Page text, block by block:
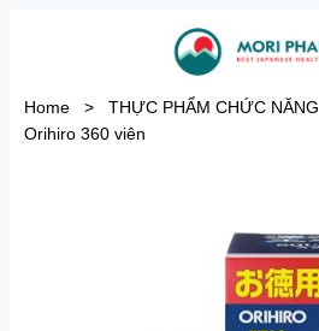
Home > THỰC PHẨM CHỨC NĂNG
Orihiro 360 viên